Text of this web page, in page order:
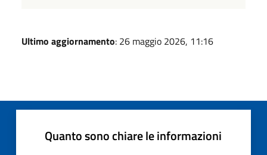
Ultimo aggiornamento: 26 maggio 2026, 11:16
Quanto sono chiare le informazioni